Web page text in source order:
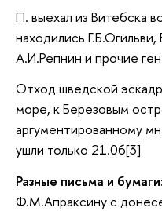
П. выехал из Витебска
находились
А.И.Репнин и прочие
Отход шведской
море, к Березовым
аргументированному
ушли только 21.06[3]
Разные письма и бумаги:
Ф.М.Апраксину с